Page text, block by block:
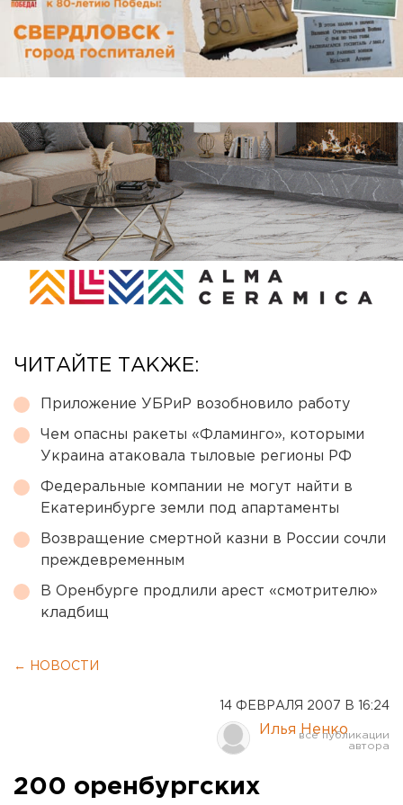
ЧИТАЙТЕ ТАКЖЕ:
Приложение УБРиР возобновило работу
Чем опасны ракеты «Фламинго», которыми
Украина атаковала тыловые регионы РФ
Федеральные компании не могут найти в
Екатеринбурге земли под апартаменты
Возвращение смертной казни в России сочли
преждевременным
В Оренбурге продлили арест «смотрителю»
кладбищ
← НОВОСТИ
14 ФЕВРАЛЯ 2007 В 16:24
Илья Ненко
200 оренбургских